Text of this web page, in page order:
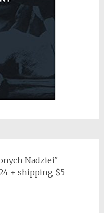
Nadziei"
+ shipping $5